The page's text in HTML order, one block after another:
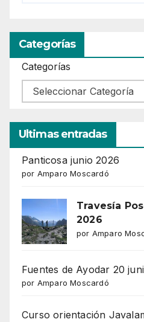
Categorías
Categorías
Ultimas entradas
Panticosa junio 2026
por Amparo Moscardó
Travesía
2026
por Amparo
Fuentes de Ayodar 20
por Amparo Moscardó
Curso orientación